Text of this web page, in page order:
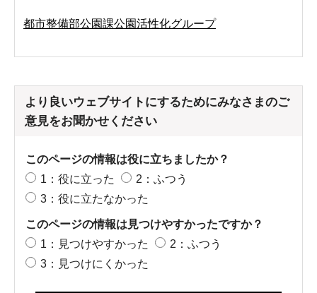
都市整備部公園課公園活性化グループ
より良いウェブサイトにするためにみなさまのご
意見をお聞かせください
このページの情報は役に立ちましたか？
1：役に立った
2：ふつう
3：役に立たなかった
このページの情報は見つけやすかったですか？
1：見つけやすかった
2：ふつう
3：見つけにくかった